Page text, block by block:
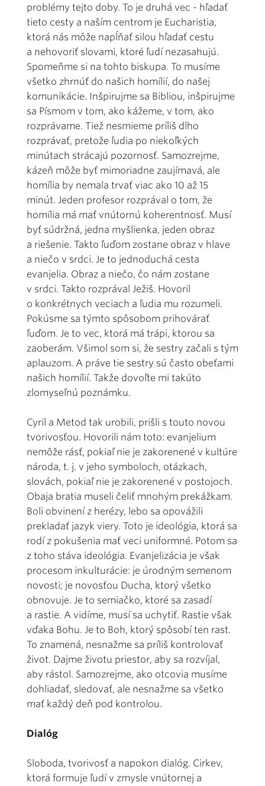
problémy tejto doby. To je druhá vec - hľadať
tieto cesty a naším centrom je Eucharistia,
ktorá nás môže napĺňať silou hľadať cestu
a nehovoriť slovami, ktoré ľudí nezasahujú.
Spomeňme si na tohto biskupa. To musíme
všetko zhrnúť do našich homílií, do našej
komunikácie. Inšpirujme sa Bibliou, inšpirujme
sa Písmom v tom, ako kážeme, v tom, ako
rozprávame. Tiež nesmieme príliš dlho
rozprávať, pretože ľudia po niekoľkých
minútach strácajú pozornosť. Samozrejme,
kázeň môže byť mimoriadne zaujímavá, ale
homília by nemala trvať viac ako 10 až 15
minút. Jeden profesor rozprával o tom, že
homília má mať vnútornú koherentnosť. Musí
byť súdržná, jedna myšlienka, jeden obraz
a riešenie. Takto ľuďom zostane obraz v hlave
a niečo v srdci. Je to jednoduchá cesta
evanjelia. Obraz a niečo, čo nám zostane
v srdci. Takto rozprával Ježiš. Hovoril
o konkrétnych veciach a ľudia mu rozumeli.
Pokúsme sa týmto spôsobom prihovárať
ľuďom. Je to vec, ktorá má trápi, ktorou sa
zaoberám. Všimol som si, že sestry začali s tým
aplauzom. A práve tie sestry sú často obeťami
našich homílií. Takže dovoľte mi takúto
zlomyseľnú poznámku.
Cyril a Metod tak urobili, prišli s touto novou
tvorivosťou. Hovorili nám toto: evanjelium
nemôže rásť, pokiaľ nie je zakorenené v kultúre
národa, t. j. v jeho symboloch, otázkach,
slovách, pokiaľ nie je zakorenené v postojoch.
Obaja bratia museli čeliť mnohým prekážkam.
Boli obvinení z herézy, lebo sa opovážili
prekladať jazyk viery. Toto je ideológia, ktorá sa
rodí z pokušenia mať veci uniformné. Potom sa
z toho stáva ideológia. Evanjelizácia je však
procesom inkulturácie: je úrodným semenom
novosti; je novosťou Ducha, ktorý všetko
obnovuje. Je to semiačko, ktoré sa zasadí
a rastie. A vidíme, musí sa uchytiť. Rastie však
vďaka Bohu. Je to Boh, ktorý spôsobí ten rast.
To znamená, nesnažme sa príliš kontrolovať
život. Dajme životu priestor, aby sa rozvíjal,
aby rástol. Samozrejme, ako otcovia musíme
dohliadať, sledovať, ale nesnažme sa všetko
mať každý deň pod kontrolou.
Dialóg
Sloboda, tvorivosť a napokon dialóg. Cirkev,
ktorá formuje ľudí v zmysle vnútornej a